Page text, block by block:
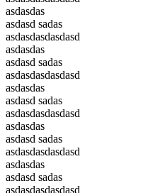
asdasdas
asdasd sadas
asdasdasdasdasd
asdasdas
asdasd sadas
asdasdasdasdasd
asdasdas
asdasd sadas
asdasdasdasdasd
asdasdas
asdasd sadas
asdasdasdasdasd
asdasdas
asdasd sadas
asdasdasdasdasd